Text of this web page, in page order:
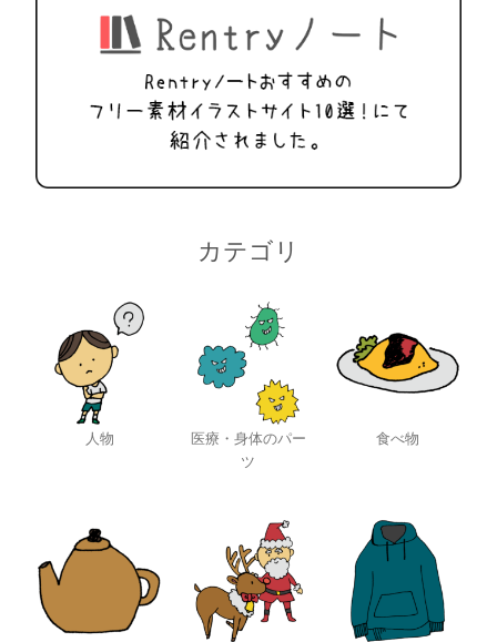
カテゴリ
人物
医療・身体のパー
ツ
食べ物